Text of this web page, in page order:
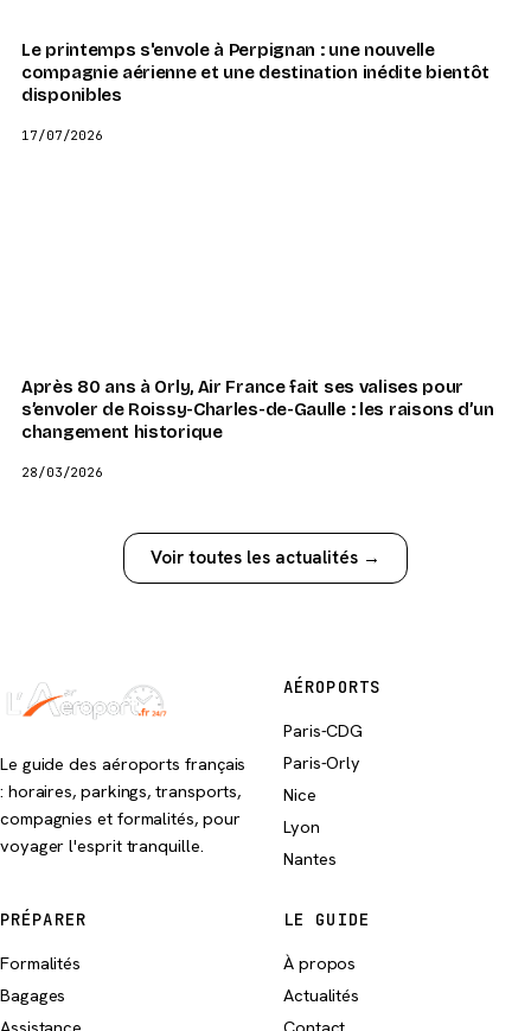
Le printemps s'envole à Perpignan : une nouvelle
compagnie aérienne et une destination inédite bientôt
disponibles
17/07/2026
Après 80 ans à Orly, Air France fait ses valises pour
s’envoler de Roissy-Charles-de-Gaulle : les raisons d’un
changement historique
28/03/2026
Voir toutes les actualités →
Le guide des aéroports français
: horaires, parkings, transports,
compagnies et formalités, pour
voyager l'esprit tranquille.
AÉROPORTS
Paris-CDG
Paris-Orly
Nice
Lyon
Nantes
PRÉPARER
Formalités
Bagages
LE GUIDE
À propos
Actualités